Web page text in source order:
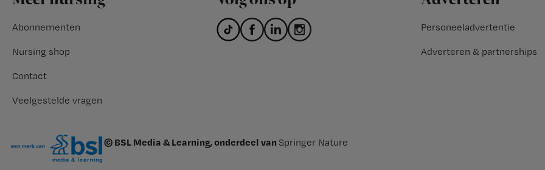
Abonnementen
Nursing shop
Contact
Veelgestelde vragen
Personeeladvertentie
Adverteren & partnerships
© BSL Media & Learning, onderdeel van Springer Nature